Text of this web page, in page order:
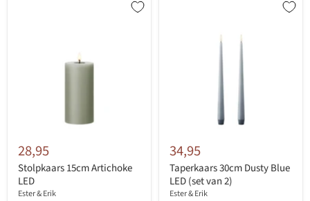
28,95
Stolpkaars 15cm Artichoke
LED
Ester & Erik
34,95
Taperkaars 30cm Dusty Blue
LED (set van 2)
Ester & Erik